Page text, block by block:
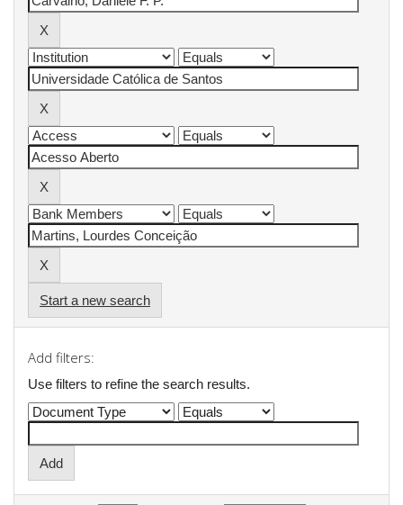
Start a new search
Add filters:
Use filters to refine the search results.